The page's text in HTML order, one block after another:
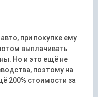
при покупке ему
выплачивать
Но и это ещё не
поэтому на
200% стоимости за